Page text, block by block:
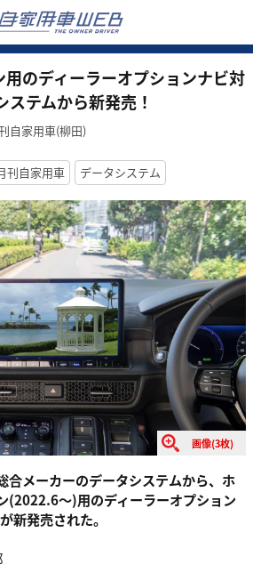
のディーラーオプションナビ対
テムから新発売！
自家用車(柳田)
刊自家用車 データシステム
画像(3枚)
合メーカーのデータシステムから、ホ
(2022.6～)用のディーラーオプション
新発売された。